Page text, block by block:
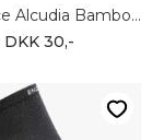
Endurance Alcudia Bamboo low black e151597
DKK 30,-